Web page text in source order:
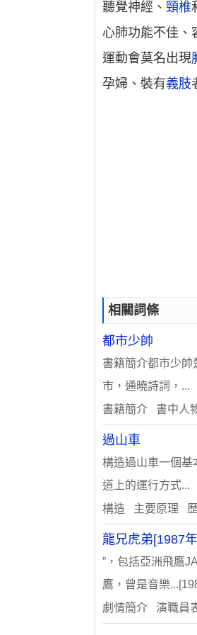
聽覺神經、頸椎
心肺功能不佳、
運動會莫名出現
孕婦、裝有義肢
相關詞條
都市少帥
書籍簡介都市少
市，通曉詩詞，...
書籍簡介 書中人
過山車
構造過山車一個基
道上的運行方式...
構造 主要原理
龍兄虎弟[1987
”，包括亞洲飛鷹
鷹，曾是音樂
劇情簡介 演職員